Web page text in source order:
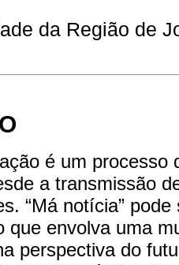
da Região de
é um processo
a transmissão
“Má notícia”
que envolva uma
perspectiva do